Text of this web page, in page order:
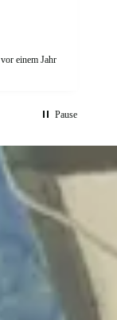
vor einem Jahr
Pause